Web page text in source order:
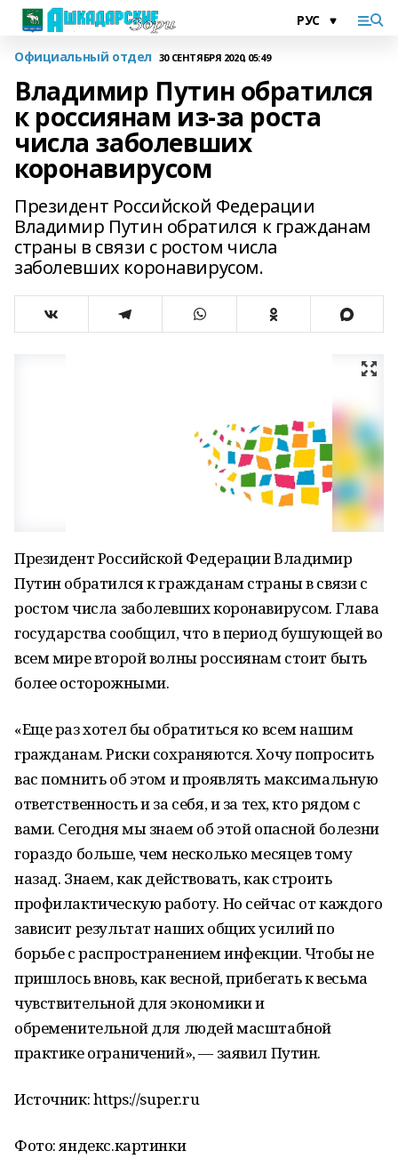
Официальный отдел 30 СЕНТЯБРЯ 2020, 05:49
Владимир Путин обратился
к россиянам из-за роста
числа заболевших
коронавирусом
Президент Российской Федерации
Владимир Путин обратился к гражданам
страны в связи с ростом числа
заболевших коронавирусом.
Президент Российской Федерации Владимир
Путин обратился к гражданам страны в связи с
ростом числа заболевших коронавирусом. Глава
государства сообщил, что в период бушующей во
всем мире второй волны россиянам стоит быть
более осторожными.
«Еще раз хотел бы обратиться ко всем нашим
гражданам. Риски сохраняются. Хочу попросить
вас помнить об этом и проявлять максимальную
ответственность и за себя, и за тех, кто рядом с
вами. Сегодня мы знаем об этой опасной болезни
гораздо больше, чем несколько месяцев тому
назад. Знаем, как действовать, как строить
профилактическую работу. Но сейчас от каждого
зависит результат наших общих усилий по
борьбе с распространением инфекции. Чтобы не
пришлось вновь, как весной, прибегать к весьма
чувствительной для экономики и
обременительной для людей масштабной
практике ограничений», — заявил Путин.
Источник: https://super.ru
Фото: яндекс.картинки